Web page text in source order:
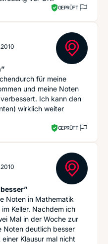
GEPRÜFT
für meine
und meine Noten
Ich kann den
wirklich weiter
GEPRÜFT
Noten in Mathematik
Keller. Nachdem ich
Mal in der Woche zur
Noten deutlich besser
Klausur mal nicht